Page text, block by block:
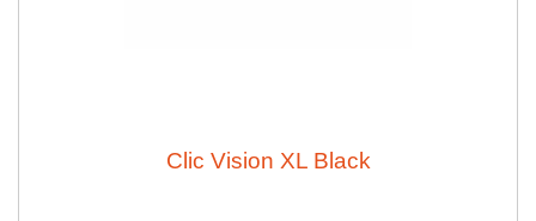
Clic Vision XL Black